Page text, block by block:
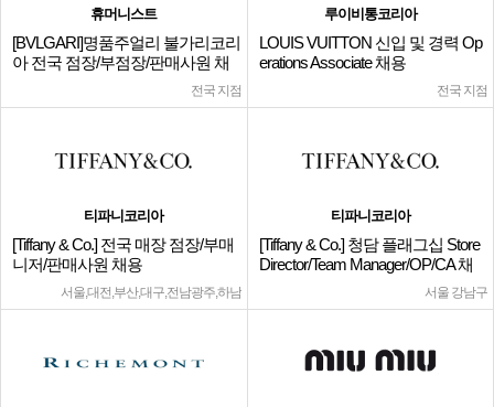
휴머니스트
[BVLGARI]명품주얼리 불가리코리
아 전국 점장/부점장/판매사원 채
전국 지점
루이비통코리아
LOUIS VUITTON 신입 및 경력 Op
erations Associate 채용
전국 지점
티파니코리아
[Tiffany & Co.] 전국 매장 점장/부매
니저/판매사원 채용
서울,대전,부산,대구,전남광주,하남
티파니코리아
[Tiffany & Co.] 청담 플래그십 Store
Director/Team Manager/OP/CA 채
서울 강남구